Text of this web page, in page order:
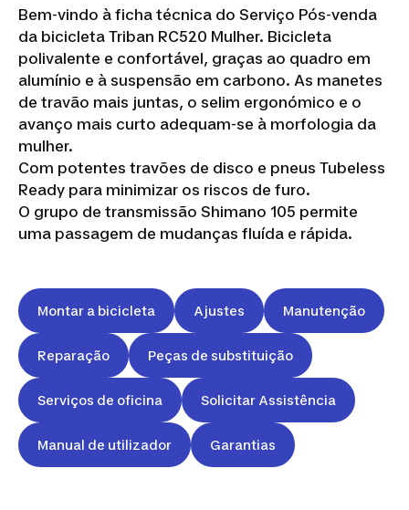
Bem-vindo à ficha técnica do Serviço Pós-venda
da bicicleta Triban RC520 Mulher. Bicicleta
polivalente e confortável, graças ao quadro em
alumínio e à suspensão em carbono. As manetes
de travão mais juntas, o selim ergonómico e o
avanço mais curto adequam-se à morfologia da
mulher.
Com potentes travões de disco e pneus Tubeless
Ready para minimizar os riscos de furo.
O grupo de transmissão Shimano 105 permite
uma passagem de mudanças fluída e rápida.
Montar a bicicleta Ajustes Manutenção
Reparação Peças de substituição
Serviços de oficina Solicitar Assistência
Manual de utilizador Garantias